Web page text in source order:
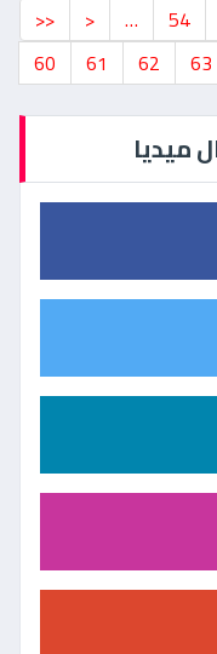
<< < … 54
60
61 62 63
ميديا